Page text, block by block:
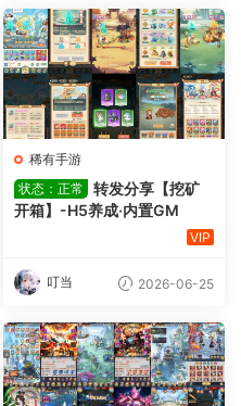
稀有手游
状态：正常
转发分享【挖矿
开箱】-H5养成·内置GM
VIP
叮当 2026-06-25